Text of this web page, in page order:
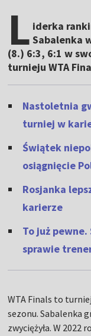
L iderka
Sabalenka
(8.) 6:3, 6:1 w
turnieju WTA
Nastoletnia
turniej w
Świątek
osiągnięcie
Rosjanka
karierze
To już
sprawie
WTA Finals to
sezonu. Sabalenka
zwyciężyła. W 2022